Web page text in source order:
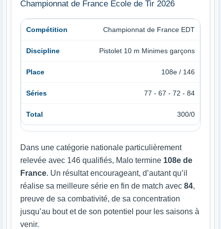
Championnat de France École de Tir 2026
Championnat de France EDT
Pistolet 10 m Minimes garçons
108e / 146
77 - 67 - 72 - 84
300/0
Dans une catégorie nationale particulièrement
relevée avec 146 qualifiés, Malo termine 108e de
France. Un résultat encourageant, d’autant qu’il
réalise sa meilleure série en fin de match avec 84,
preuve de sa combativité, de sa concentration
jusqu’au bout et de son potentiel pour les saisons à
venir.